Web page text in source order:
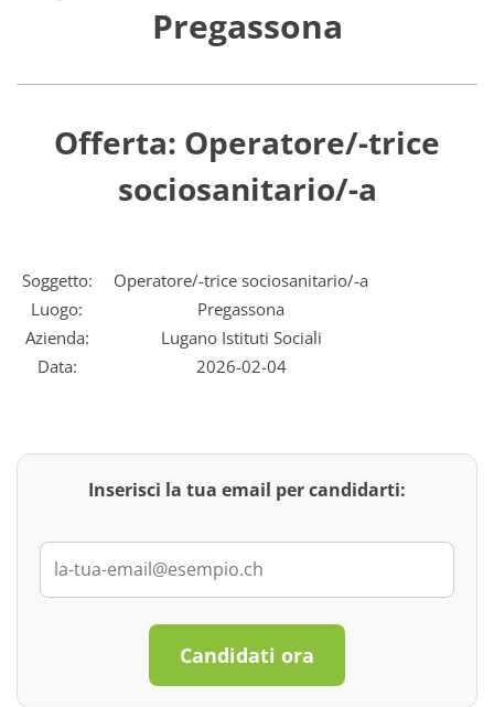
Pregassona
Offerta: Operatore/-trice
sociosanitario/-a
Soggetto:
Operatore/-trice sociosanitario/-a
Luogo:
Pregassona
Azienda:
Lugano Istituti Sociali
Data:
2026-02-04
Inserisci la tua email per candidarti:
Candidati ora